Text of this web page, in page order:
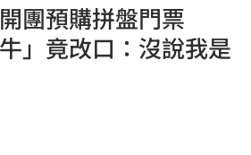
團預購拼盤門票
」竟改口：沒說我是